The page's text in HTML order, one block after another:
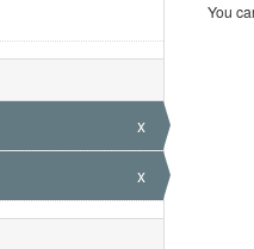
x
x
You